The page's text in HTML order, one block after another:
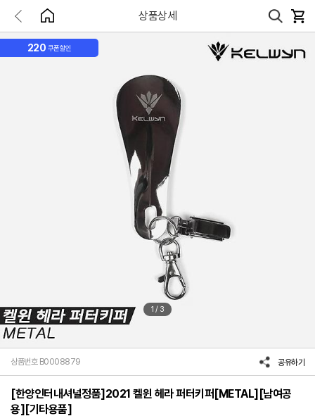
상품상세
220 쿠폰할인
1 / 3
상품번호 B0008879 공유하기
[한양인터내셔널정품]2021 켈윈 헤라 퍼터키퍼[METAL][남여공
용][기타용품]